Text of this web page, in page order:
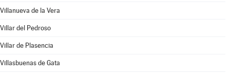
Villanueva de la Vera
Villar del Pedroso
Villar de Plasencia
Villasbuenas de Gata